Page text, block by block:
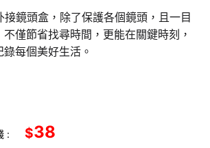
鏡頭盒，除了保護各個鏡頭，且一目
僅節省找尋時間，更能在關鍵時刻，
每個美好生活。
: $38